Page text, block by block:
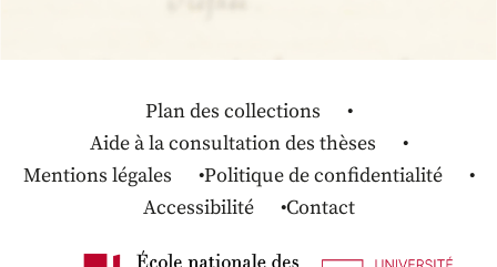
Plan des collections
Aide à la consultation des thèses
Mentions légales
Politique de confidentialité
Accessibilité
Contact